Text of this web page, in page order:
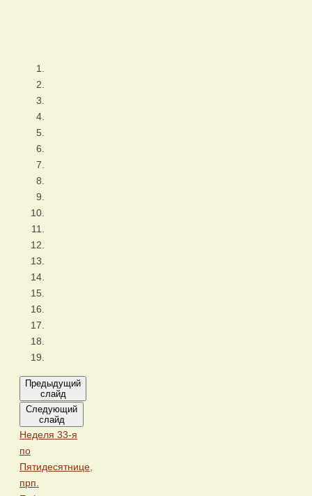
Предыдущий
слайд
Следующий
слайд
Неделя 33-я
по
Пятидесятнице,
прп.